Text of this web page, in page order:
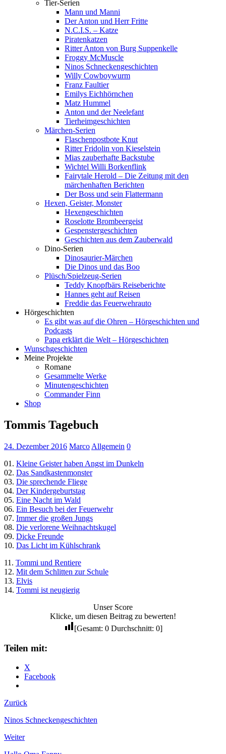
Tier-Serien
Mann und Manni
Der Anton und Herr Fritte
N.C.I.S. – Katze
Piratenkatzen
Ritter Anton von Burg Suppenkelle
Froggy McMuscle
Ninos Schneckengeschichten
Willy Cowboywurm
Franz Faultier
Emilys Eichhörnchen
Matz Hummel
Anton und der Neelefant
Tierheimgeschichten
Märchen-Serien
Flaschenpostbote Knut
Ritter Fridolin von Kieselstein
Mias zauberhafte Backstube
Wichtel Willi Borkenflink
Fairytale Herold – Die Zeitung mit den
märchenhaften Berichten
Der Boss und sein Flattermann
Hexen, Geister, Monster
Hexengeschichten
Roselotte Brombeergeist
Gespenstergeschichten
Geschichten aus dem Zauberwald
Dino-Serien
Dinosaurier-Märchen
Die Dinos und das Boo
Plüsch/Spielzeug-Serien
Teddy Knopfbärs Reiseberichte
Hannes geht auf Reisen
Freddie das Feuerwehrauto
Hörgeschichten
Es gibt was auf die Ohren – Hörgeschichten und
Podcasts
Papa erklärt die Welt – Hörgeschichten
Wunschgeschichten
Meine Projekte
Romane
Gesammelte Werke
Minutengeschichten
Commander Finn
Shop
Tommis Tagebuch
24. Dezember 2016 Marco Allgemein 0
01. Kleine Geister haben Angst im Dunkeln
02. Das Sandkastenmonster
03. Die sprechende Fliege
04. Der Kindergeburtstag
05. Eine Nacht im Wald
06. Ein Besuch bei der Feuerwehr
07. Immer die großen Jungs
08. Die verlorene Weihnachtskugel
09. Dicke Freunde
10. Das Licht im Kühlschrank
11. Tommi und Rentiere
12. Mit dem Schlitten zur Schule
13. Elvis
14. Tommi ist neugierig
Unser Score
Klicke, um diesen Beitrag zu bewerten!
[Gesamt: 0Durchschnitt: 0]
Teilen mit:
X
Facebook
Zurück
Ninos Schneckengeschichten
Weiter